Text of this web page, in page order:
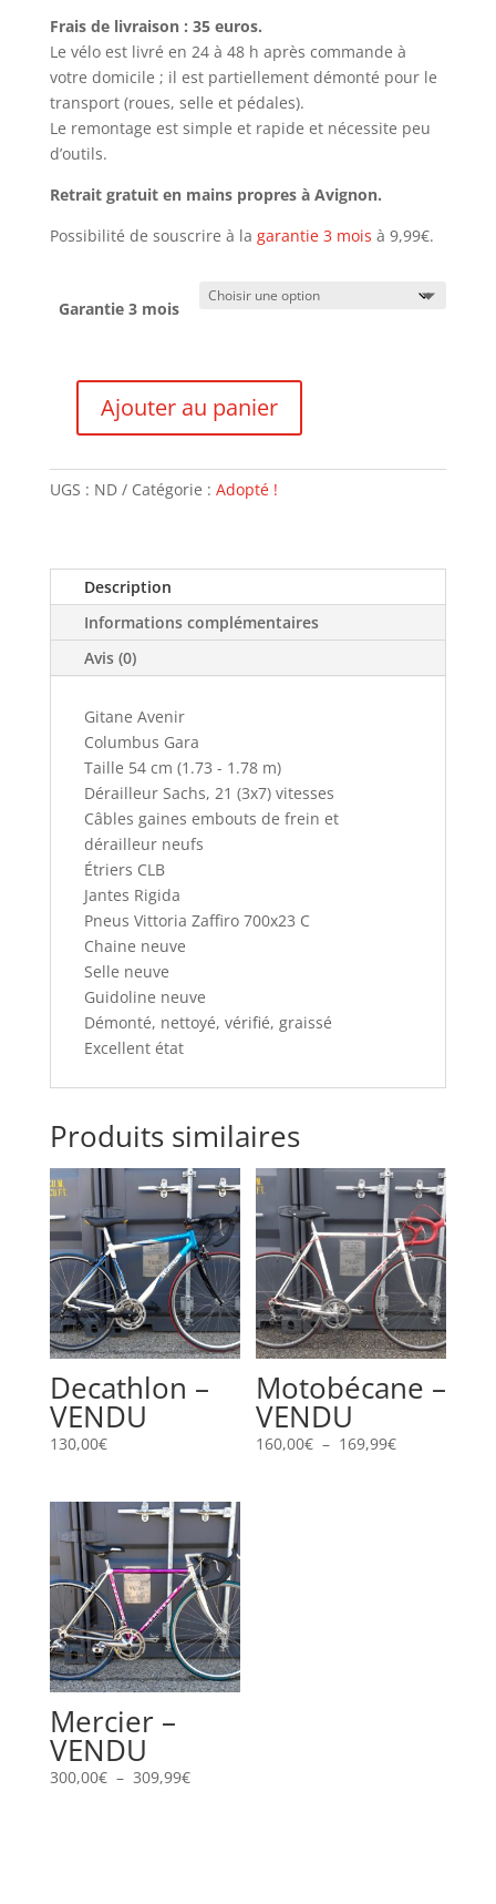
Frais de livraison : 35 euros.
Le vélo est livré en 24 à 48 h après commande à
votre domicile ; il est partiellement démonté pour le
transport (roues, selle et pédales).
Le remontage est simple et rapide et nécessite peu
d’outils.
Retrait gratuit en mains propres à Avignon.
Possibilité de souscrire à la garantie 3 mois à 9,99€.
Garantie 3 mois
quantité
Gitane
Avenir
Ajouter au panier
UGS : ND Catégorie : Adopté !
Description
Informations complémentaires
Avis (0)
Gitane Avenir
Columbus Gara
Taille 54 cm (1.73 - 1.78 m)
Dérailleur Sachs, 21 (3x7) vitesses
Câbles gaines embouts de frein et
dérailleur neufs
Étriers CLB
Jantes Rigida
Pneus Vittoria Zaffiro 700x23 C
Chaine neuve
Selle neuve
Guidoline neuve
Démonté, nettoyé, vérifié, graissé
Excellent état
Produits similaires
Decathlon –
VENDU
130,00€
Motobécane –
VENDU
160,00€ – 169,99€Plage
Mercier –
VENDU
300,00€ – 309,99€Plage